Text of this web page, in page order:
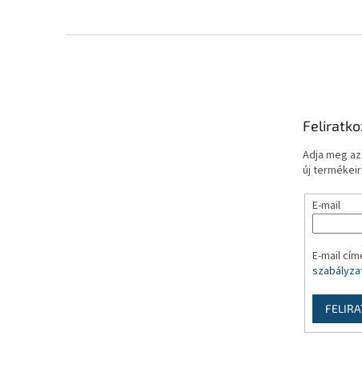
Adja meg
új
E-mail
E-mail